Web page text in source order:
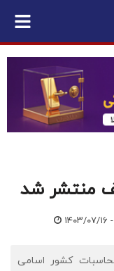
منتشر شد
۱۶ - ۲۱:۳۰
کشور اسامی